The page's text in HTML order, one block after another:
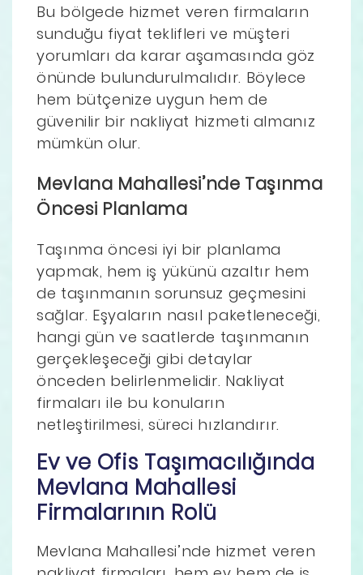
Bu bölgede hizmet veren firmaların
sunduğu fiyat teklifleri ve müşteri
yorumları da karar aşamasında göz
önünde bulundurulmalıdır. Böylece
hem bütçenize uygun hem de
güvenilir bir nakliyat hizmeti almanız
mümkün olur.
Mevlana Mahallesi’nde Taşınma
Öncesi Planlama
Taşınma öncesi iyi bir planlama
yapmak, hem iş yükünü azaltır hem
de taşınmanın sorunsuz geçmesini
sağlar. Eşyaların nasıl paketleneceği,
hangi gün ve saatlerde taşınmanın
gerçekleşeceği gibi detaylar
önceden belirlenmelidir. Nakliyat
firmaları ile bu konuların
netleştirilmesi, süreci hızlandırır.
Ev ve Ofis Taşımacılığında
Mevlana Mahallesi
Firmalarının Rolü
Mevlana Mahallesi’nde hizmet veren